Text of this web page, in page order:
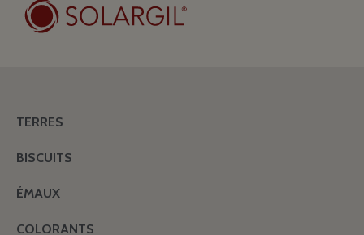
TERRES
BISCUITS
ÉMAUX
COLORANTS